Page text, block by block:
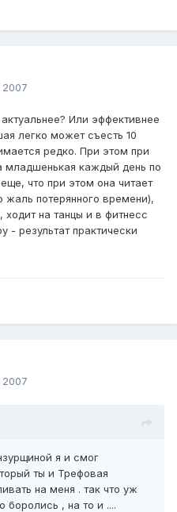
2007
Или эффективнее
легко может съесть 10
редко. При этом при
младшенькая каждый день по
что при этом она читает
потерянного времени),
ходит на танцы и в фитнесс
- результат практически
2007
я и смог
ты и Трефовая
на меня . так что уж
боролись , на то и ....